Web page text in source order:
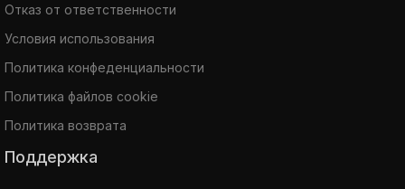
Отказ от ответственности
Условия использования
Политика конфеденциальности
Политика файлов cookie
Политика возврата
Поддержка